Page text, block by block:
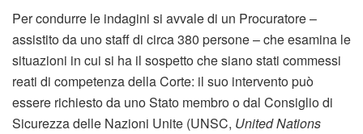
Per condurre le indagini si avvale di un Procuratore –
assistito da uno staff di circa 380 persone – che esamina le
situazioni in cui si ha il sospetto che siano stati commessi
reati di competenza della Corte: il suo intervento può
essere richiesto da uno Stato membro o dal Consiglio di
Sicurezza delle Nazioni Unite (UNSC, United Nations